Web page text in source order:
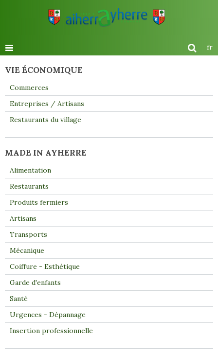
fr
VIE ÉCONOMIQUE
Commerces
Entreprises / Artisans
Restaurants du village
MADE IN AYHERRE
Alimentation
Restaurants
Produits fermiers
Artisans
Transports
Mécanique
Coiffure - Esthétique
Garde d'enfants
Santé
Urgences - Dépannage
Insertion professionnelle